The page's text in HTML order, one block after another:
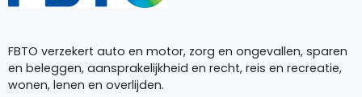
FBTO verzekert auto en motor, zorg en ongevallen, sparen
en beleggen, aansprakelijkheid en recht, reis en recreatie,
wonen, lenen en overlijden.